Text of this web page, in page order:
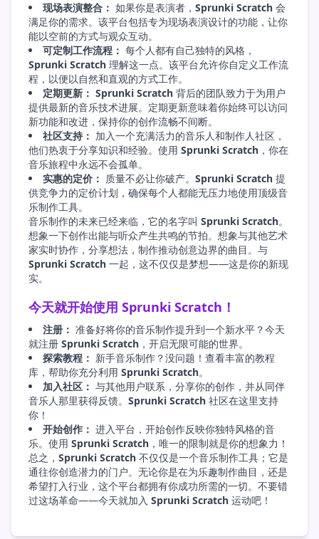
现场表演整合： 如果你是表演者， Sprunki Scratch 会
满足你的需求。该平台包括专为现场表演设计的功能，让你
能以空前的方式与观众互动。
可定制工作流程： 每个人都有自己独特的风格，
Sprunki Scratch 理解这一点。该平台允许你自定义工作流
程，以便以自然和直观的方式工作。
定期更新： Sprunki Scratch 背后的团队致力于为用户
提供最新的音乐技术进展。定期更新意味着你始终可以访问
新功能和改进，保持你的创作流畅不间断。
社区支持： 加入一个充满活力的音乐人和制作人社区，
他们热衷于分享知识和经验。使用 Sprunki Scratch ，你在
音乐旅程中永远不会孤单。
实惠的定价： 质量不必让你破产。 Sprunki Scratch 提
供竞争力的定价计划，确保每个人都能无压力地使用顶级音
乐制作工具。
音乐制作的未来已经来临，它的名字叫 Sprunki Scratch。
想象一下创作出能与听众产生共鸣的节拍。想象与其他艺术
家实时协作，分享想法，制作推动创意边界的曲目。与
Sprunki Scratch 一起，这不仅仅是梦想——这是你的新现
实。
今天就开始使用 Sprunki Scratch！
注册： 准备好将你的音乐制作提升到一个新水平？今天
就注册 Sprunki Scratch ，开启无限可能的世界。
探索教程： 新手音乐制作？没问题！查看丰富的教程
库，帮助你充分利用 Sprunki Scratch。
加入社区： 与其他用户联系，分享你的创作，并从同伴
音乐人那里获得反馈。 Sprunki Scratch 社区在这里支持
你！
开始创作： 进入平台，开始创作反映你独特风格的音
乐。使用 Sprunki Scratch ，唯一的限制就是你的想象力！
总之， Sprunki Scratch 不仅仅是一个音乐制作工具；它是
通往你创造潜力的门户。无论你是在为乐趣制作曲目，还是
希望打入行业，这个平台都拥有你成功所需的一切。不要错
过这场革命——今天就加入 Sprunki Scratch 运动吧！